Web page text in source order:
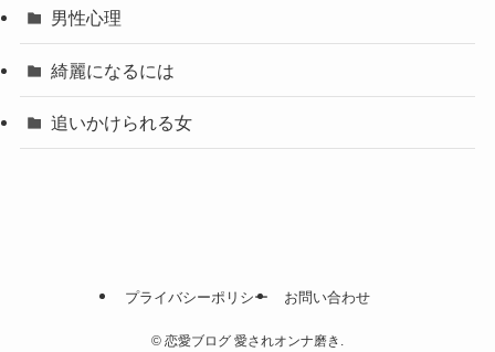
男性心理
綺麗になるには
追いかけられる女
プライバシーポリシー お問い合わせ
© 恋愛ブログ 愛されオンナ磨き.